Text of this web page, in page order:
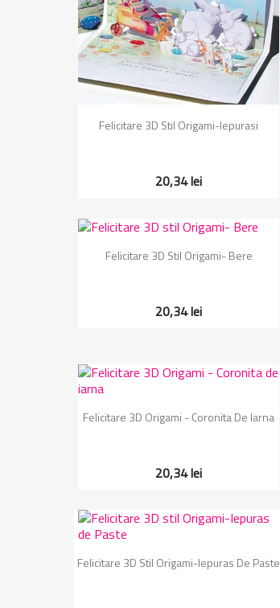
Vizualizare rapida
Felicitare 3D Stil Origami-Iepurasi
20,34 lei
Vizualizare rapida
Felicitare 3D Stil Origami- Bere
20,34 lei
Vizualizare rapida
Felicitare 3D Origami - Coronita De Iarna
20,34 lei
Vizualizare rapida
Felicitare 3D Stil Origami-Iepuras De Paste